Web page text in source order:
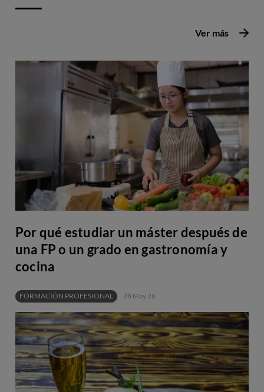
Por qué estudiar un máster después de
una FP o un grado en gastronomía y
cocina
FORMACIÓN PROFESIONAL 28 May 26
Ver más